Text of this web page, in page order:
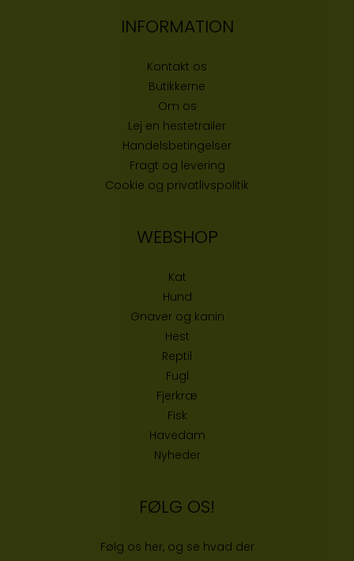
INFORMATION
Kontakt os
Butikkerne
Om os
Lej en hestetrailer
Handelsbetingelser
Fragt og levering
Cookie og privatlivspolitik
WEBSHOP
Kat
Hund
Gnaver og kanin
Hest
Reptil
Fugl
Fjerkræ
Fisk
Havedam
Nyheder
FØLG OS!
Følg os her, og se hvad der